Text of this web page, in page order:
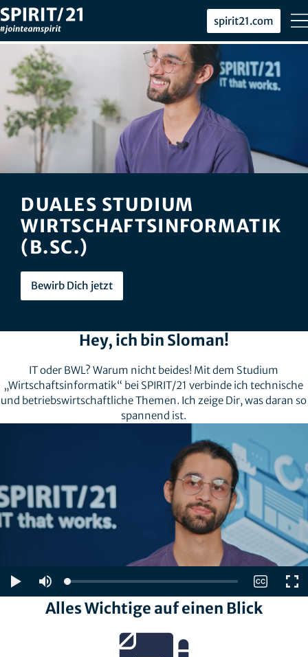
spirit21.com
DUALES STUDIUM
WIRTSCHAFTSINFORMATIK
(B.SC.)
Bewirb Dich jetzt
Hey, ich bin Sloman!
IT oder BWL? Warum nicht beides! Mit dem Studium
„Wirtschaftsinformatik“ bei SPIRIT/21 verbinde ich technische
und betriebswirtschaftliche Themen. Ich zeige Dir, was daran so
spannend ist.
Alles Wichtige auf einen Blick